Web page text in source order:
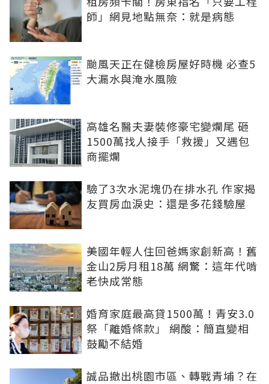
師」網見地點無奈：就是病態
颱風天正在健檢房屋好時機 必查5
大漏水與淹水風險
高雄名醫夫妻裝修豪宅變爛尾 砸
1500萬找人接手「救援」又遇包
商擺爛
驗了3次水泥塊仍在排水孔 作家揭
友買房血淚史：還是多花錢驗屋
美國年輕人住回爸媽家創新高！舊
金山2房月租18萬 網驚：這年代啃
老快成常態
婚育家庭最高貸1500萬！青安3.0
祭「離婚條款」 網酸：簡直變相
鼓勵不結婚
誠品撤出桃園市區、轉戰青埔？在